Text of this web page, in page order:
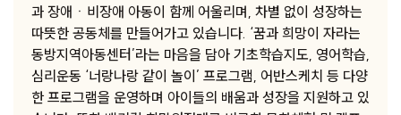
과 장애ㆍ비장애 아동이 함께 어울리며, 차별 없이 성장하는
따뜻한 공동체를 만들어가고 있습니다. ‘꿈과 희망이 자라는
동방지역아동센터’라는 마음을 담아 기초학습지도, 영어학습,
심리운동 ‘너랑나랑 같이 놀이’ 프로그램, 어반스케치 등 다양
한 프로그램을 운영하며 아이들의 배움과 성장을 지원하고 있